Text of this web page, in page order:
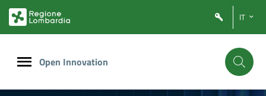
PRINCIPALE
IT
Open Innovation